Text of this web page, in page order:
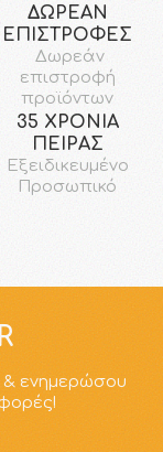
ΔΩΡΕΑΝ
ΕΠΙΣΤΡΟΦΕΣ
Δωρεάν
επιστροφή
προϊόντων
35 ΧΡΟΝΙΑ
ΠΕΙΡΑΣ
Εξειδικευμένο
Προσωπικό
ενημερώσου